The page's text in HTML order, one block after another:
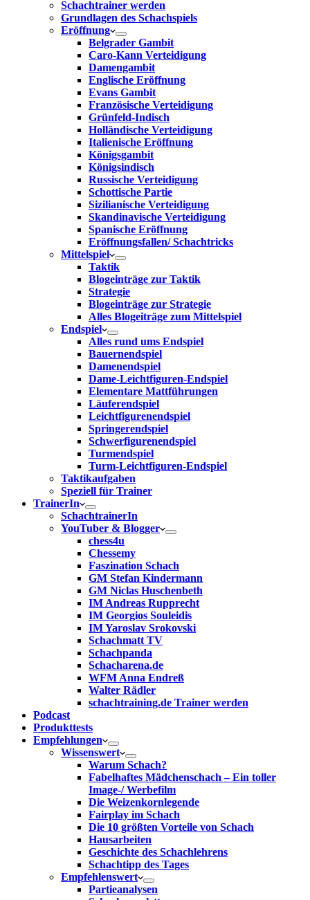
Schachtrainer werden
Grundlagen des Schachspiels
Eröffnung
Belgrader Gambit
Caro-Kann Verteidigung
Damengambit
Englische Eröffnung
Evans Gambit
Französische Verteidigung
Grünfeld-Indisch
Holländische Verteidigung
Italienische Eröffnung
Königsgambit
Königsindisch
Russische Verteidigung
Schottische Partie
Sizilianische Verteidigung
Skandinavische Verteidigung
Spanische Eröffnung
Eröffnungsfallen/ Schachtricks
Mittelspiel
Taktik
Blogeinträge zur Taktik
Strategie
Blogeinträge zur Strategie
Alles Blogeiträge zum Mittelspiel
Endspiel
Alles rund ums Endspiel
Bauernendspiel
Damenendspiel
Dame-Leichtfiguren-Endspiel
Elementare Mattführungen
Läuferendspiel
Leichtfigurenendspiel
Springerendspiel
Schwerfigurenendspiel
Turmendspiel
Turm-Leichtfiguren-Endspiel
Taktikaufgaben
Speziell für Trainer
TrainerIn
SchachtrainerIn
YouTuber & Blogger
chess4u
Chessemy
Faszination Schach
GM Stefan Kindermann
GM Niclas Huschenbeth
IM Andreas Rupprecht
IM Georgios Souleidis
IM Yaroslav Srokovski
Schachmatt TV
Schachpanda
Schacharena.de
WFM Anna Endreß
Walter Rädler
schachtraining.de Trainer werden
Podcast
Produkttests
Empfehlungen
Wissenswert
Warum Schach?
Fabelhaftes Mädchenschach – Ein toller
Image-/ Werbefilm
Die Weizenkornlegende
Fairplay im Schach
Die 10 größten Vorteile von Schach‎
Hausarbeiten
Geschichte des Schachlehrens
Schachtipp des Tages
Empfehlenswert
Partieanalysen